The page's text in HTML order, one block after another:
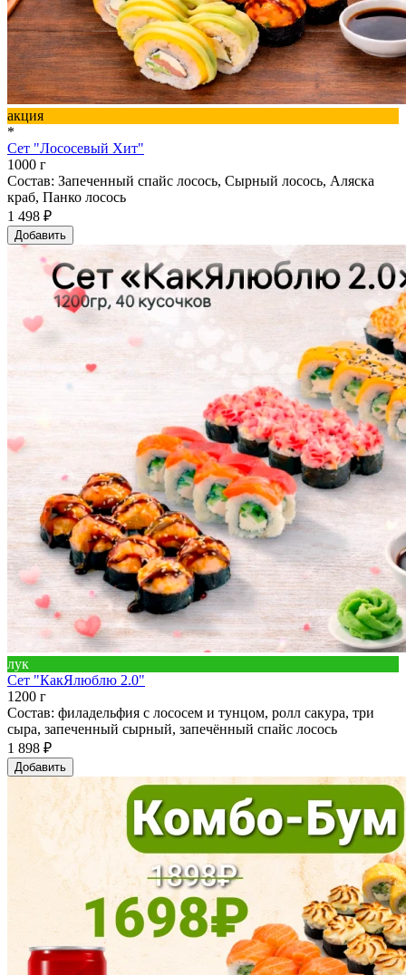
акция
*
Сет "Лососевый Хит"
1000 г
Состав: Запеченный спайс лосось, Сырный лосось, Аляска
краб, Панко лосось
1 498 ₽
Добавить
лук
Сет "КакЯлюблю 2.0"
1200 г
Состав: филадельфия с лососем и тунцом, ролл сакура, три
сыра, запеченный сырный, запечённый спайс лосось
1 898 ₽
Добавить